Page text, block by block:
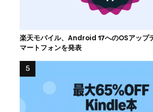
楽天モバイル、Android 17へのOSアップ
マートフォンを発表